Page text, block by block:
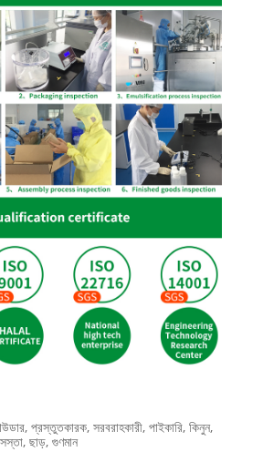
প্রস্তুতকারক, সরবরাহকারী, পাইকারি, কিনুন,
সস্তা, ছাড়, গুণমান